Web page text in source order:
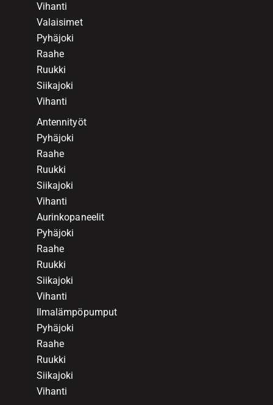
Vihanti
Valaisimet
Pyhäjoki
Raahe
Ruukki
Siikajoki
Vihanti
Antennityöt
Pyhäjoki
Raahe
Ruukki
Siikajoki
Vihanti
Aurinkopaneelit
Pyhäjoki
Raahe
Ruukki
Siikajoki
Vihanti
Ilmalämpöpumput
Pyhäjoki
Raahe
Ruukki
Siikajoki
Vihanti